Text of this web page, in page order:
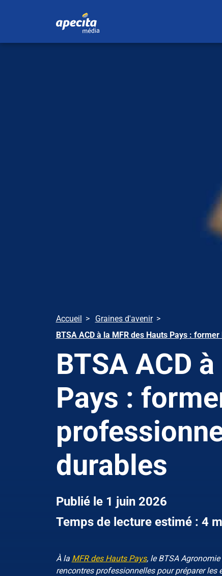
Accueil
Graines d'avenir
BTSA ACD à la MFR des Hauts Pays :
BTSA ACD
Pays :
durables
Publié le 1 juin 2026
Temps de lecture estimé : 4
À la MFR des Hauts Pays, le BTSA
rencontres professionnelles pour préparer